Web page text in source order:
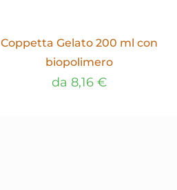
Coppetta Gelato 200 ml con
biopolimero
da 8,16€